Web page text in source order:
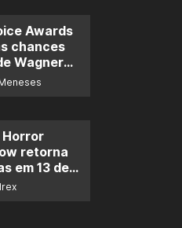
Awards
chances
Wagner
Agente
Horror
retorna
em 13 de